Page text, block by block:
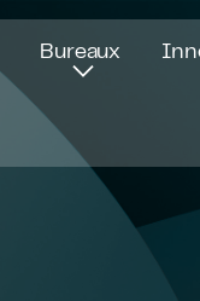
Bureaux